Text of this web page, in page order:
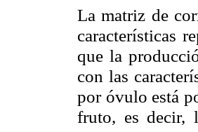
La matriz de
características
que la
con las
por óvulo está
fruto, es decir,